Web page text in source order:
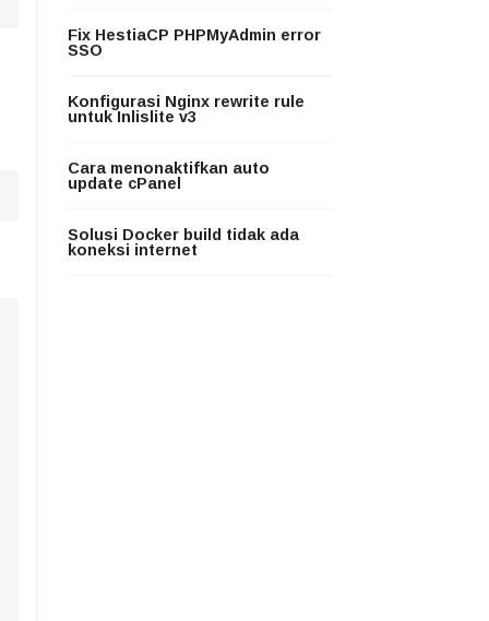
Fix HestiaCP PHPMyAdmin error
SSO
Konfigurasi Nginx rewrite rule
untuk Inlislite v3
Cara menonaktifkan auto
update cPanel
Solusi Docker build tidak ada
koneksi internet